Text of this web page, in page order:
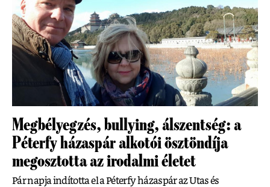
Megbélyegzés, bullying, álszentség: a
Péterfy házaspár alkotói ösztöndíja
megosztotta az irodalmi életet
Pár napja indította el a Péterfy házaspár az Utas és